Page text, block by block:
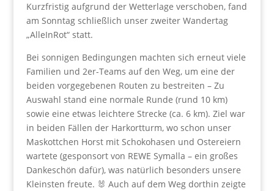
Kurzfristig aufgrund der Wetterlage verschoben, fand
am Sonntag schließlich unser zweiter Wandertag
„AlleInRot“ statt.
Bei sonnigen Bedingungen machten sich erneut viele
Familien und 2er-Teams auf den Weg, um eine der
beiden vorgegebenen Routen zu bestreiten –Zu
Auswahl stand eine normale Runde (rund 10 km)
sowie eine etwas leichtere Strecke (ca. 6 km). Ziel war
in beiden Fällen der Harkortturm, wo schon unser
Maskottchen Horst mit Schokohasen und Ostereiern
wartete (gesponsort von REWE Symalla –ein großes
Dankeschön dafür), was natürlich besonders unsere
Kleinsten freute. 🐰 Auch auf dem Weg dorthin zeigte